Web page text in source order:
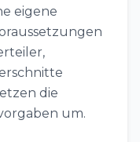
eigene
die
um.